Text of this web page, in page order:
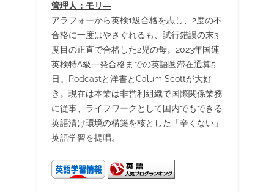
管理人：モリ―
アラフォーから英検1級合格を志し、2度の不
合格に一度はやさぐれるも、試行錯誤の末3
度目の正直で合格した2児の母。2023年国連
英検特A級一発合格までの英語圏滞在通算5
日。Podcastと洋書とCalum Scottが大好
き。現在は本業は非営利組織で国際関係業務
に従事、ライフワークとして国内でもできる
英語漬け環境の構築を核とした「辛くない」
英語学習を提唱。